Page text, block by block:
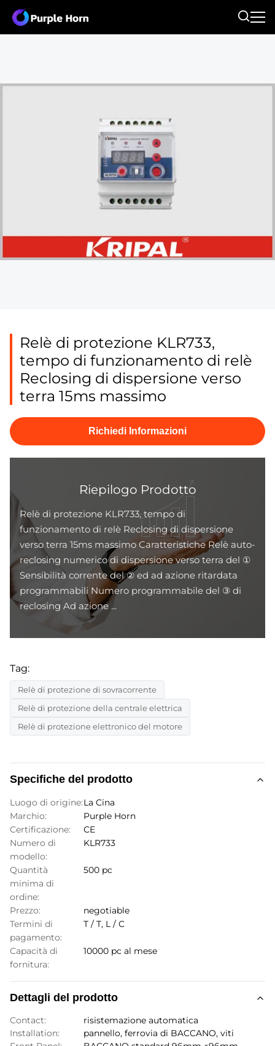
Relè di protezione KLR733,
tempo di funzionamento di relè
Reclosing di dispersione verso
terra 15ms massimo
Richiedi Informazioni
Riepilogo Prodotto
Relè di protezione KLR733, tempo di
funzionamento di relè Reclosing di dispersione
verso terra 15ms massimo Caratteristiche Relè auto-
reclosing numerico di dispersione verso terra del ①
Sensibilità corrente del ② ed ad azione ritardata
programmabili Numero programmabile del ③ di
reclosing Ad azione ...
Tag:
Relè di protezione di sovracorrente
Relè di protezione della centrale elettrica
Relè di protezione elettronico del motore
Specifiche del prodotto
Luogo di origine:La Cina
Marchio:
Purple Horn
Certificazione:
CE
Numero di
modello:
KLR733
Quantità
minima di
ordine:
500 pc
Prezzo:
negotiable
Termini di
pagamento:
T / T, L / C
Capacità di
fornitura:
10000 pc al mese
Dettagli del prodotto
Contact:
risistemazione automatica
Installation:
pannello, ferrovia di BACCANO, viti